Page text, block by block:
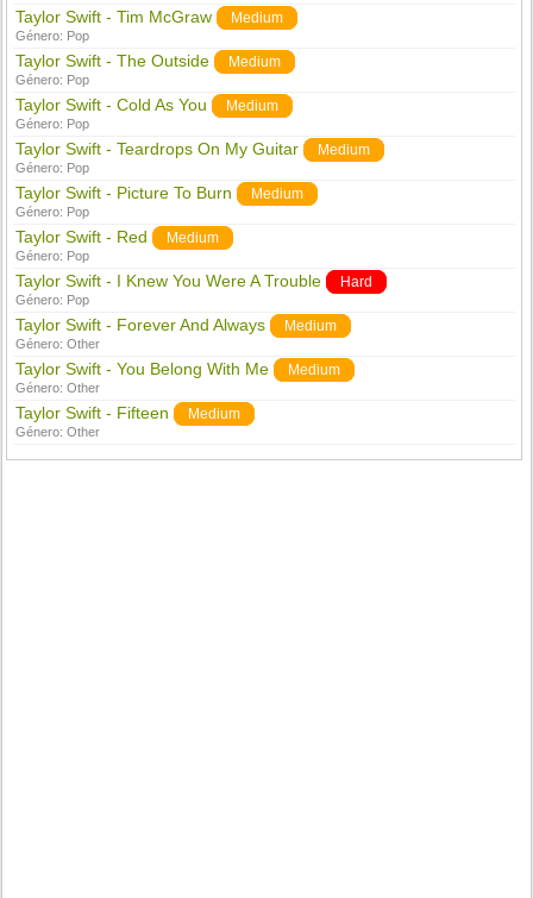
Taylor Swift - Tim McGraw Medium
Género: Pop
Taylor Swift - The Outside Medium
Género: Pop
Taylor Swift - Cold As You Medium
Género: Pop
Taylor Swift - Teardrops On My Guitar Medium
Género: Pop
Taylor Swift - Picture To Burn Medium
Género: Pop
Taylor Swift - Red Medium
Género: Pop
Taylor Swift - I Knew You Were A Trouble Hard
Género: Pop
Taylor Swift - Forever And Always Medium
Género:Other
Taylor Swift - You Belong With Me Medium
Género:Other
Taylor Swift - Fifteen Medium
Género:Other